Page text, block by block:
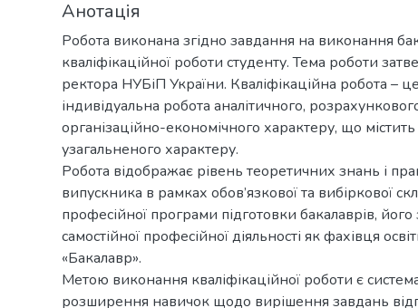
Анотація
Робота виконана згідно завдання на виконання
кваліфікаційної роботи студенту. Тема роботи
ректора НУБіП України. Кваліфікаційна робота –
індивідуальна робота аналітичного,
організаційно-економічного характеру, що
узагальненого характеру.
Робота відображає рівень теоретичних знань і
випускника в рамках обов’язкової та вибіркової
професійної програми підготовки бакалаврів, його
самостійної професійної діяльності як фахівця
«Бакалавр».
Метою виконання кваліфікаційної роботи є
розширення навичок щодо вирішення завдань